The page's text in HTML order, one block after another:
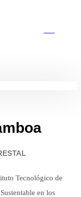
Tecnológico de
en los